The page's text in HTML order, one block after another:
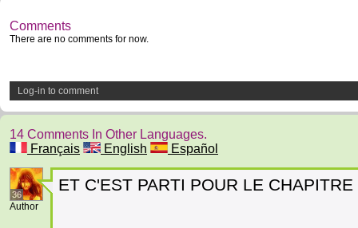
Comments
There are no comments for now.
Log-in to comment
14 Comments In Other Languages.
Français
English Español
36
Author
ET C'EST PARTI POUR LE